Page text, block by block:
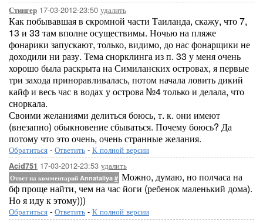
Стингер 17-03-2012-23:50 удалить
Как побывавшая в скромной части Таиланда, скажу, что 7,
13 и 33 там вполне осуществимы. Ночью на пляже
фонарики запускают, только, видимо, до нас фонарщики не
доходили ни разу. Тема снорклинга из п. 33 у меня очень
хорошо была раскрыта на Симиланских островах, я первые
три захода приноравливалась, потом начала ловить дикий
кайф и весь час в водах у острова №4 только и делала, что
сноркала.
Своими желаниями делиться боюсь, т. к. они имеют
(внезапно) обыкновение сбываться. Почему боюсь? Да
потому что это очень, очень странные желания.
Обратиться - Ответить - К полной версии
Acid751 17-03-2012-23:53 удалить
Ответ на комментарий Annataliya # Можно, думаю, но полчаса на
бф проще найти, чем на час йоги (ребенок маленький дома).
Но я иду к этому)))
Обратиться - Ответить - К полной версии